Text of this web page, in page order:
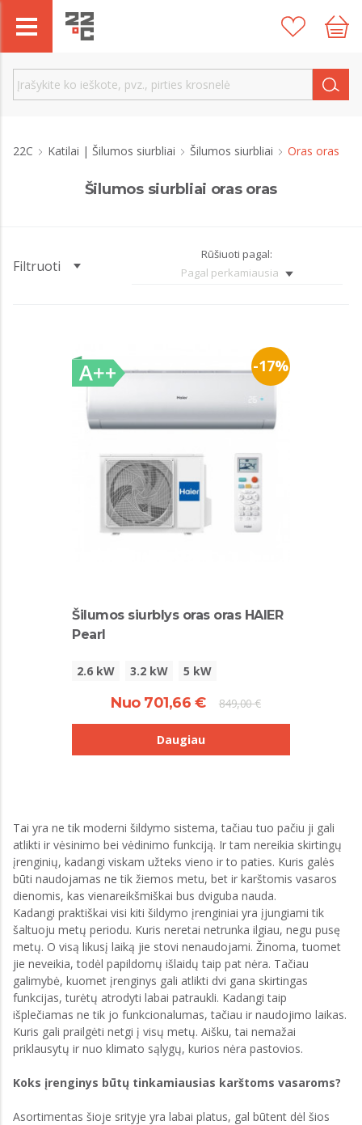
22C Katilai | Šilumos siurbliai Šilumos siurbliai Oras oras
Šilumos siurbliai oras oras
Filtruoti
Rūšiuoti pagal:
Pagal perkamiausia
-17%
Šilumos siurblys oras oras HAIER
Pearl
2.6 kW 3.2 kW 5 kW
Nuo 701,66 € 849,00 €
Daugiau
Tai yra ne tik moderni šildymo sistema, tačiau tuo pačiu ji gali
atlikti ir vėsinimo bei vėdinimo funkciją. Ir tam nereikia skirtingų
įrenginių, kadangi viskam užteks vieno ir to paties. Kuris galės
būti naudojamas ne tik žiemos metu, bet ir karštomis vasaros
dienomis, kas vienareikšmiškai bus dviguba nauda.
Kadangi praktiškai visi kiti šildymo įrenginiai yra įjungiami tik
šaltuoju metų periodu. Kuris neretai netrunka ilgiau, negu pusę
metų. O visą likusį laiką jie stovi nenaudojami. Žinoma, tuomet
jie neveikia, todėl papildomų išlaidų taip pat nėra. Tačiau
galimybė, kuomet įrenginys gali atlikti dvi gana skirtingas
funkcijas, turėtų atrodyti labai patraukli. Kadangi taip
išplečiamas ne tik jo funkcionalumas, tačiau ir naudojimo laikas.
Kuris gali prailgėti netgi į visų metų. Aišku, tai nemažai
priklausytų ir nuo klimato sąlygų, kurios nėra pastovios.
Koks įrenginys būtų tinkamiausias karštoms vasaroms?
Asortimentas šioje srityje yra labai platus, gal būtent dėl šios